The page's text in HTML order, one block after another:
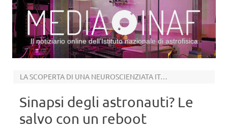
Il notiziario online dell’Istituto nazionale di astrofisica
LA SCOPERTA DI UNA NEUROSCIENZIATA ITALIANA
Sinapsi degli astronauti? Le
salvo con un reboot